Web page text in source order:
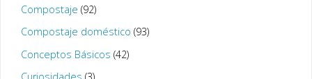
Compostaje (92)
Compostaje doméstico (93)
Conceptos Básicos (42)